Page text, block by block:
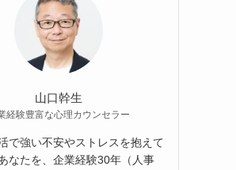
山口幹生
経験豊富な心理カウンセラー
で強い不安やストレスを抱えて
なたを、企業経験30年（人事